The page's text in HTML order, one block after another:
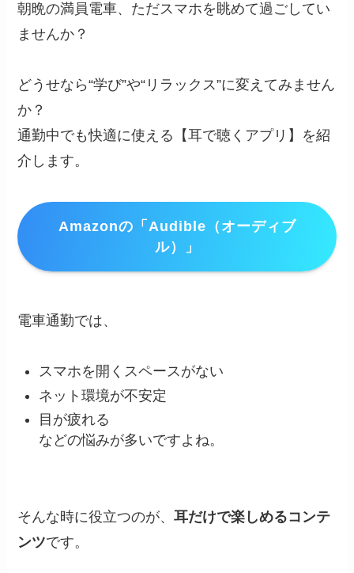
朝晩の満員電車、ただスマホを眺めて過ごしてい
ませんか？
どうせなら“学び”や“リラックス”に変えてみません
か？
通勤中でも快適に使える【耳で聴くアプリ】を紹
介します。
Amazonの「Audible（オーディブ
ル）」
電車通勤では、
スマホを開くスペースがない
ネット環境が不安定
目が疲れる
などの悩みが多いですよね。
そんな時に役立つのが、耳だけで楽しめるコンテ
ンツです。